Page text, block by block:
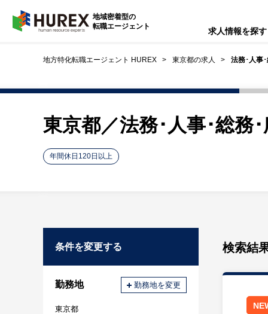
HUREX
地域密着型の
転職エージェント
求人情報を探す
地方特化転職エージェント HUREX 東京都の求人 法務･人事
東京都／法務･人事･総務
年間休日120日以上
検索結
条件を変更する
勤務地 勤務地を変更
東京都